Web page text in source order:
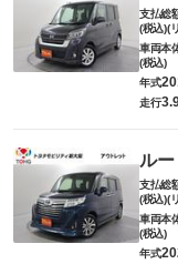
支払総
(税込)(
車両本
(税込)
年式
走行
ル
支払総
(税込)(
車両本
(税込)
年式